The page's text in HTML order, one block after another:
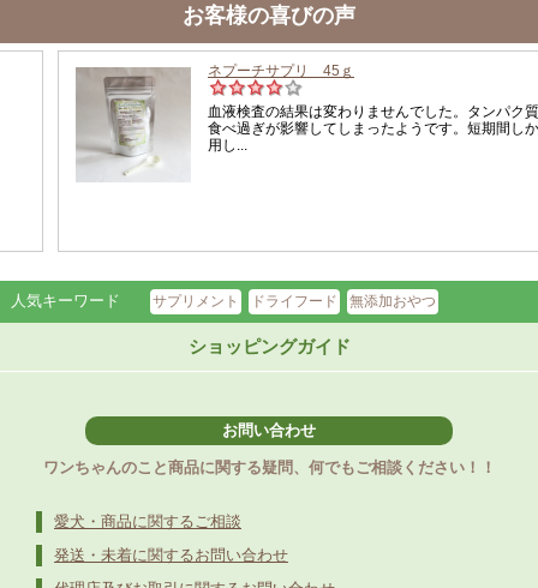
お客様の喜びの声
人気キーワード サプリメント ドライフード 無添加おやつ
ショッピングガイド
お問い合わせ
ワンちゃんのこと商品に関する疑問、何でもご相談ください！！
愛犬・商品に関するご相談
発送・未着に関するお問い合わせ